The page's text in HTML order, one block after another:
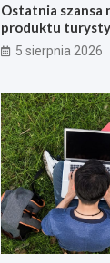
Ostatnia szansa
produktu
konkursu POT
5 sierpnia 2026